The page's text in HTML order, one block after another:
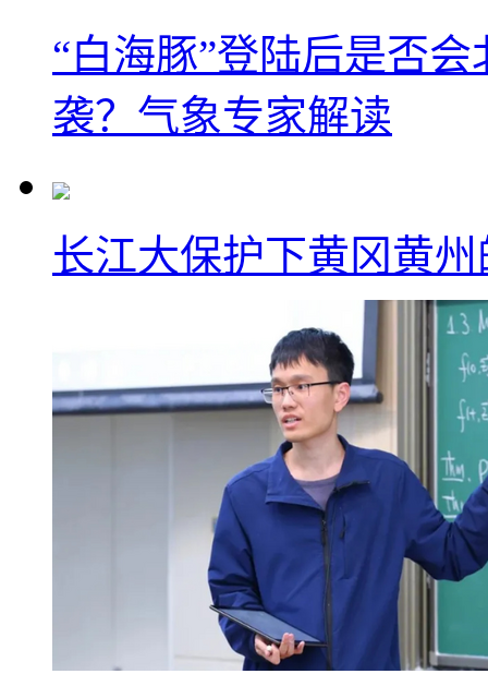
“白海豚”登陆后是否
袭？气象专家解读
长江大保护下黄冈黄